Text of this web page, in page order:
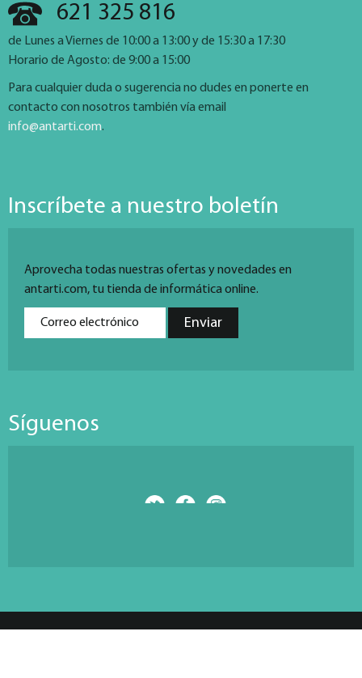
621 325 816
de Lunes a Viernes de 10:00 a 13:00 y de 15:30 a 17:30
Horario de Agosto: de 9:00 a 15:00
Para cualquier duda o sugerencia no dudes en ponerte en
contacto con nosotros también vía email
info@antarti.com.
Inscríbete a nuestro boletín
Aprovecha todas nuestras ofertas y novedades en
antarti.com, tu tienda de informática online.
Síguenos